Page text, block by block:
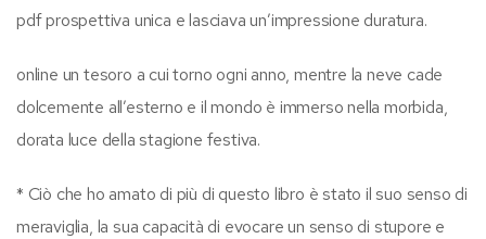
pdf prospettiva unica e lasciava un’impressione duratura.
online un tesoro a cui torno ogni anno, mentre la neve cade
dolcemente all’esterno e il mondo è immerso nella morbida,
dorata luce della stagione festiva.
* Ciò che ho amato di più di questo libro è stato il suo senso di
meraviglia, la sua capacità di evocare un senso di stupore e